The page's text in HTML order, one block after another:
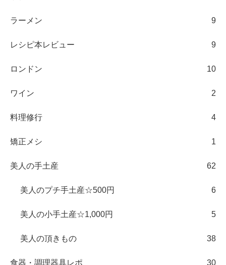
ラーメン 9
レシピ本レビュー 9
ロンドン 10
ワイン 2
料理修行 4
矯正メシ 1
美人の手土産 62
美人のプチ手土産☆500円 6
美人の小手土産☆1,000円 5
美人の頂きもの 38
食器・調理器具レポ 30